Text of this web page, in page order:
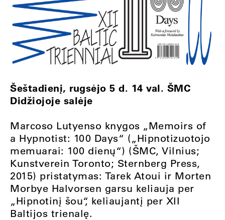
Šeštadienį, rugsėjo 5 d. 14 val. ŠMC
Didžiojoje salėje
Marcoso Lutyenso knygos „Memoirs of
a Hypnotist: 100 Days“ („Hipnotizuotojo
memuarai: 100 dienų“) (ŠMC, Vilnius;
Kunstverein Toronto; Sternberg Press,
2015) pristatymas: Tarek Atoui ir Morten
Morbye Halvorsen garsu keliauja per
„Hipnotinį šou“, keliaujantį per XII
Baltijos trienalę.